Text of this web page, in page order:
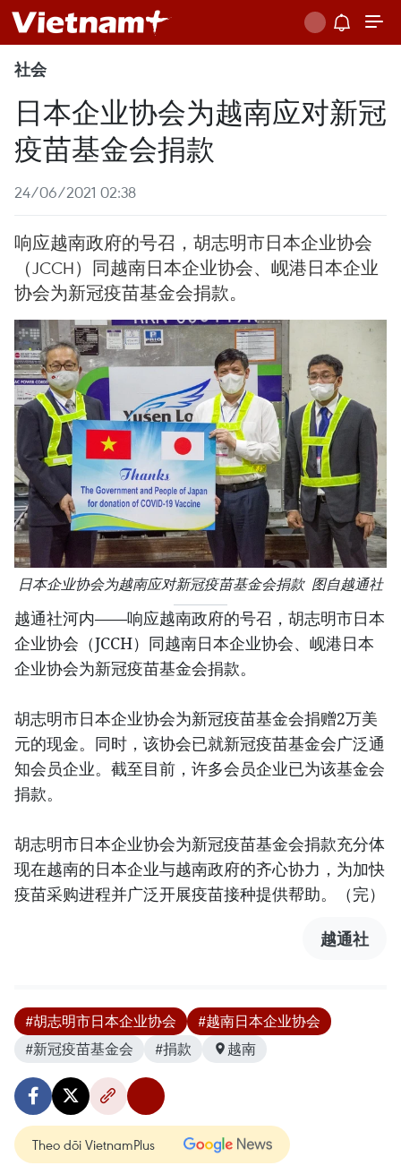
社会
日本企业协会为越南应对新冠
疫苗基金会捐款
24/06/2021 02:38
响应越南政府的号召，胡志明市日本企业协会
（JCCH）同越南日本企业协会、岘港日本企业
协会为新冠疫苗基金会捐款。
日本企业协会为越南应对新冠疫苗基金会捐款 图自越通社
越通社河内——响应越南政府的号召，胡志明市日本
企业协会（JCCH）同越南日本企业协会、岘港日本
企业协会为新冠疫苗基金会捐款。
胡志明市日本企业协会为新冠疫苗基金会捐赠2万美
元的现金。同时，该协会已就新冠疫苗基金会广泛通
知会员企业。截至目前，许多会员企业已为该基金会
捐款。
胡志明市日本企业协会为新冠疫苗基金会捐款充分体
现在越南的日本企业与越南政府的齐心协力，为加快
疫苗采购进程并广泛开展疫苗接种提供帮助。（完）
越通社
#胡志明市日本企业协会
#越南日本企业协会
#新冠疫苗基金会
#捐款 越南
Theo dõi VietnamPlus